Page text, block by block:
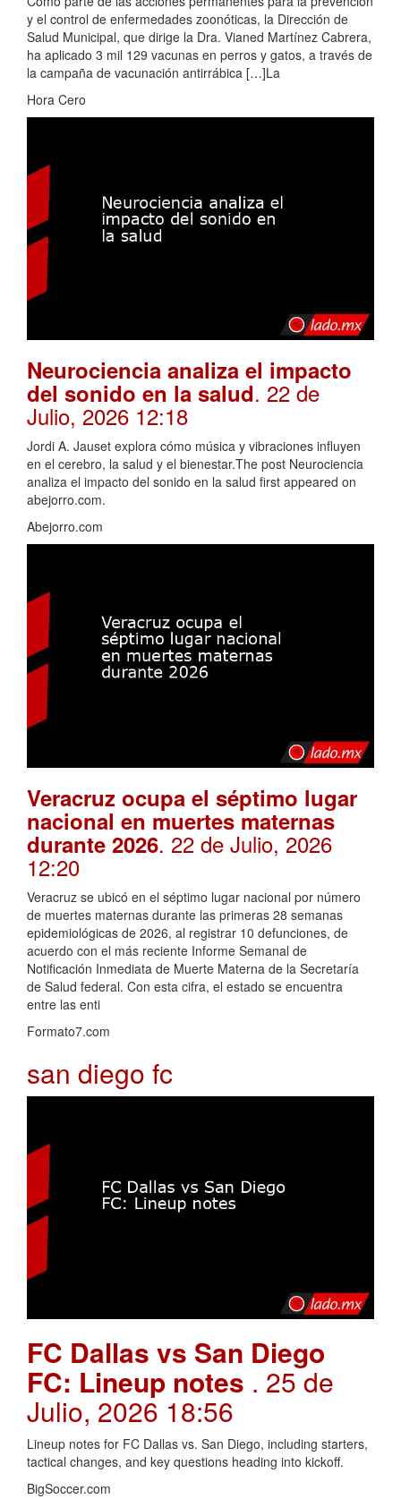
y el control de enfermedades zoonóticas, la Dirección de
Salud Municipal, que dirige la Dra. Vianed Martínez Cabrera,
ha aplicado 3 mil 129 vacunas en perros y gatos, a través de
la campaña de vacunación antirrábica […]La
Hora Cero
Neurociencia analiza el impacto
del sonido en la salud. 22 de
Julio, 2026 12:18
Jordi A. Jauset explora cómo música y vibraciones influyen
en el cerebro, la salud y el bienestar.The post Neurociencia
analiza el impacto del sonido en la salud first appeared on
abejorro.com.
Abejorro.com
Veracruz ocupa el séptimo lugar
nacional en muertes maternas
durante 2026. 22 de Julio, 2026
12:20
Veracruz se ubicó en el séptimo lugar nacional por número
de muertes maternas durante las primeras 28 semanas
epidemiológicas de 2026, al registrar 10 defunciones, de
acuerdo con el más reciente Informe Semanal de
Notificación Inmediata de Muerte Materna de la Secretaría
de Salud federal. Con esta cifra, el estado se encuentra
entre las enti
Formato7.com
san diego fc
FC Dallas vs San Diego
FC: Lineup notes . 25 de
Julio, 2026 18:56
Lineup notes for FC Dallas vs. San Diego, including starters,
tactical changes, and key questions heading into kickoff.
BigSoccer.com